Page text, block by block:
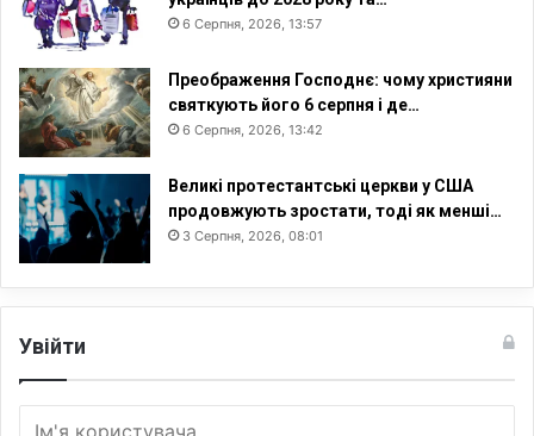
6 Серпня, 2026, 13:57
Преображення Господнє: чому християни
святкують його 6 серпня і де…
6 Серпня, 2026, 13:42
Великі протестантські церкви у США
продовжують зростати, тоді як менші…
3 Серпня, 2026, 08:01
Увійти